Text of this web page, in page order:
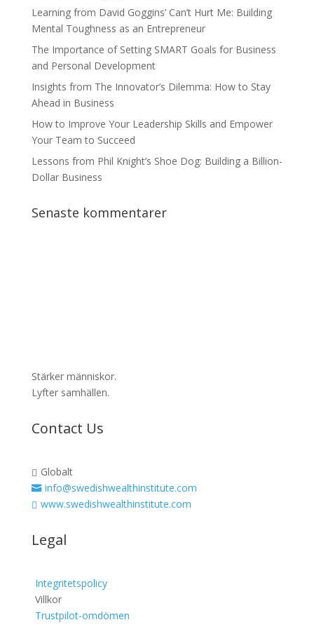
Learning from David Goggins’ Can’t Hurt Me: Building
Mental Toughness as an Entrepreneur
The Importance of Setting SMART Goals for Business
and Personal Development
Insights from The Innovator’s Dilemma: How to Stay
Ahead in Business
How to Improve Your Leadership Skills and Empower
Your Team to Succeed
Lessons from Phil Knight’s Shoe Dog: Building a Billion-
Dollar Business
Senaste kommentarer
Stärker människor.
Lyfter samhällen.
Contact Us
 Globalt
 info@swedishwealthinstitute.com
 www.swedishwealthinstitute.com
Legal
Integritetspolicy
Villkor
Trustpilot-omdömen